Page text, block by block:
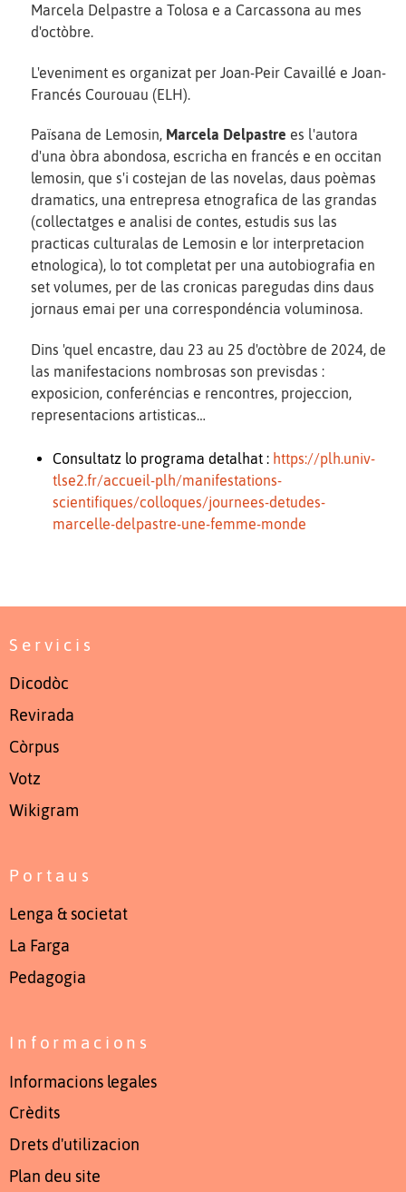
Marcela Delpastre a Tolosa e a Carcassona au mes
d'octòbre.
L'eveniment es organizat per Joan-Peir Cavaillé e Joan-
Francés Courouau (ELH).
Païsana de Lemosin, Marcela Delpastre es l'autora
d'una òbra abondosa, escricha en francés e en occitan
lemosin, que s'i costejan de las novelas, daus poèmas
dramatics, una entrepresa etnografica de las grandas
(collectatges e analisi de contes, estudis sus las
practicas culturalas de Lemosin e lor interpretacion
etnologica), lo tot completat per una autobiografia en
set volumes, per de las cronicas paregudas dins daus
jornaus emai per una correspondéncia voluminosa.
Dins 'quel encastre, dau 23 au 25 d'octòbre de 2024, de
las manifestacions nombrosas son previsdas :
exposicion, conferéncias e rencontres, projeccion,
representacions artisticas…
Consultatz lo programa detalhat : https://plh.univ-
tlse2.fr/accueil-plh/manifestations-
scientifiques/colloques/journees-detudes-
marcelle-delpastre-une-femme-monde
Servicis
Dicodòc
Revirada
Còrpus
Votz
Wikigram
Portaus
Lenga & societat
La Farga
Pedagogia
Informacions
Informacions legales
Crèdits
Drets d'utilizacion
Plan deu site